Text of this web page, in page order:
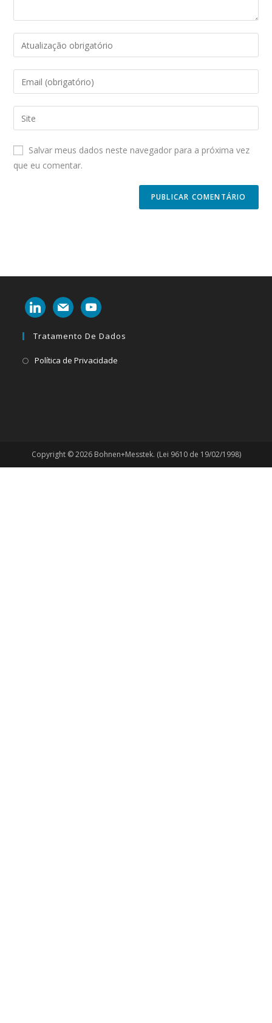
Enter
your
name
comment
Enter
your
email
address
comment
Enter
your
website
URL
(optional)
Salvar meus dados neste navegador para a próxima vez
que eu comentar.
linkedinmail youtube
Tratamento De Dados
Política de Privacidade
Copyright © 2026 Bohnen+Messtek. (Lei 9610 de 19/02/1998)